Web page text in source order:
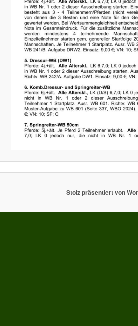
Stolz präsentiert von